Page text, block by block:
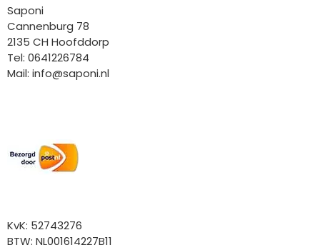
Saponi
Cannenburg 78
2135 CH Hoofddorp
Tel: 0641226784
Mail: info@saponi.nl
KvK: 52743276
BTW: NL001614227B11